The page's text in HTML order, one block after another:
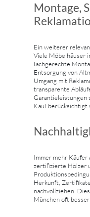
Montage,
Ein weiterer
Viele Möbelhäuser
fachgerechte
Entsorgung von
Umgang mit
transparente
Garantieleistungen
Kauf berücksichtigt
Immer mehr Käufer
zertifizierte Hölzer
Herkunft,
nachvollziehen.
München oft besser